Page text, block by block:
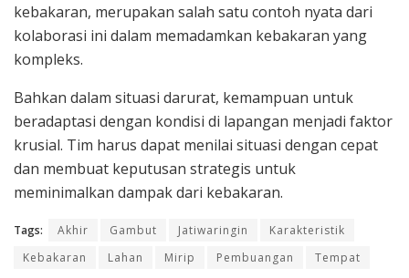
kebakaran, merupakan salah satu contoh nyata dari
kolaborasi ini dalam memadamkan kebakaran yang
kompleks.
Bahkan dalam situasi darurat, kemampuan untuk
beradaptasi dengan kondisi di lapangan menjadi faktor
krusial. Tim harus dapat menilai situasi dengan cepat
dan membuat keputusan strategis untuk
meminimalkan dampak dari kebakaran.
Tags: Akhir Gambut Jatiwaringin
Karakteristik
Kebakaran
Lahan Mirip Pembuangan Tempat